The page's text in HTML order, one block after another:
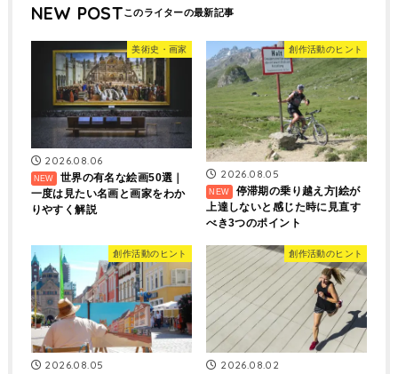
NEW POST
美術史・画家
2026.08.06
世界の有名な絵画50選｜
一度は見たい名画と画家をわか
りやすく解説
創作活動のヒント
2026.08.05
停滞期の乗り越え方|絵が
上達しないと感じた時に見直す
べき3つのポイント
創作活動のヒント
2026.08.05
創作活動のヒント
2026.08.02